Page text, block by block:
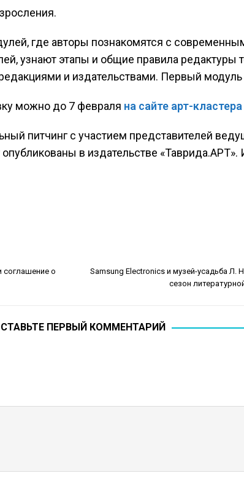
где авторы познакомятся с
узнают этапы и общие правила редактуры
и издательствами. Первый модуль
можно до 7 февраля на сайте арт-
питчинг с участием представителей
в издательстве «Таврида.АРТ».
соглашение о
Samsung Electronics и музей-усадьба Л.
сезон
ПЕРВЫЙ КОММЕНТАРИЙ